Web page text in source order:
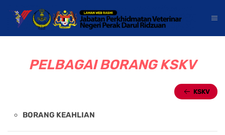
PELBAGAI BORANG KSKV
KSKV
BORANG KEAHLIAN